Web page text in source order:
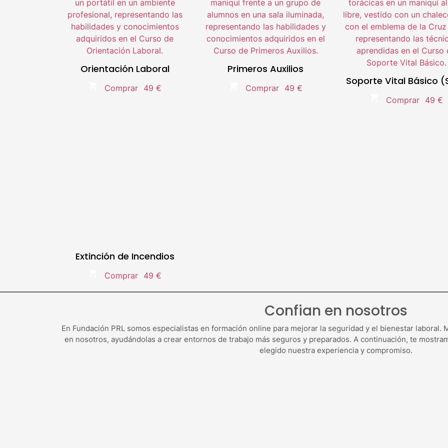
Metodología 100% Online
Temario actualizado.
Compra segura.
Orientación Laboral
Comprar 49 €
Metodología 100% Online
Temario actualizado.
Compra segura.
Primeros Auxilios
Comprar 49 €
Metodología 100% Online
Temario actualizado.
Compra segura.
Doble titulación
Soporte Vital Básico
Comprar 49 €
Extinción de Incendios
Comprar 49 €
Confian en nosotros
En Fundación PRL somos especialistas en formación online para mejorar la seguridad y el bienestar laboral.
en nosotros, ayudándolas a crear entornos de trabajo más seguros y preparados. A continuación, te
elegido nuestra experiencia y compromiso.